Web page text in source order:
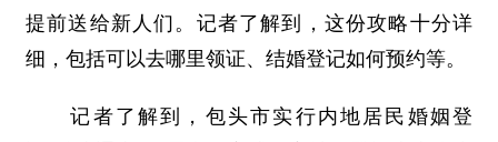
提前送给新人们。记者了解到，这份攻略十分详
细，包括可以去哪里领证、结婚登记如何预约等。
记者了解到，包头市实行内地居民婚姻登